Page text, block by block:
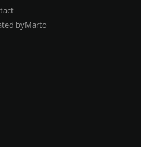
byMarto